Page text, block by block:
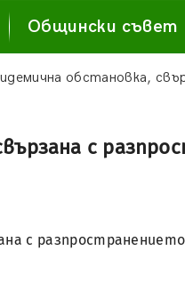
Общински съвет
обстановка,
с
с разпространението